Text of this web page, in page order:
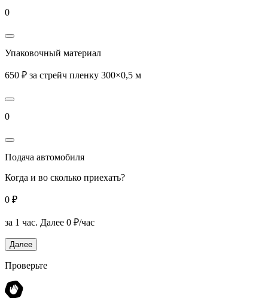
0
Упаковочный материал
650 ₽ за стрейч пленку 300×0,5 м
0
Подача автомобиля
Когда и во сколько приехать?
0 ₽
за 1 час. Далее 0 ₽/час
Далее
Проверьте